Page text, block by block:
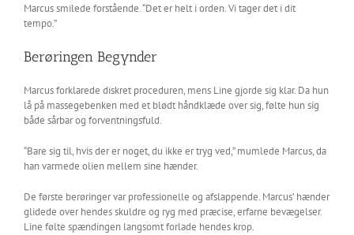
Marcus smilede forstående. “Det er helt i orden. Vi tager det i dit
tempo.”
Berøringen Begynder
Marcus forklarede diskret proceduren, mens Line gjorde sig klar. Da hun
lå på massegebenken med et blødt håndklæde over sig, følte hun sig
både sårbar og forventningsfuld.
“Bare sig til, hvis der er noget, du ikke er tryg ved,” mumlede Marcus, da
han varmede olien mellem sine hænder.
De første berøringer var professionelle og afslappende. Marcus’ hænder
glidede over hendes skuldre og ryg med præcise, erfarne bevægelser.
Line følte spændingen langsomt forlade hendes krop.